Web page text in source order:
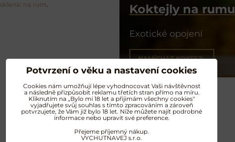
sklenic na rum . Koktejly na rumu
Exotické opojení
NAMÍCHAT KOKTEJL
Další oblíbené produkty
Potvrzení o věku a nastavení cookies
Cookies nám umožňují lépe vyhodnocovat Vaši návštěvnost
a následně přizpůsobit reklamu třetích stran přímo na míru.
Kliknutím na „Bylo mi 18 let a přijimám všechny cookies"
vyjadřujete svůj souhlas s tímto zpracováním a zároveň
potvrzujete, že Vám již bylo 18 let. Níže můžete najít podrobné
informace nebo upravit své preference.
Přejeme příjemný nákup.
VYCHUTNAVEJ s.r.o.